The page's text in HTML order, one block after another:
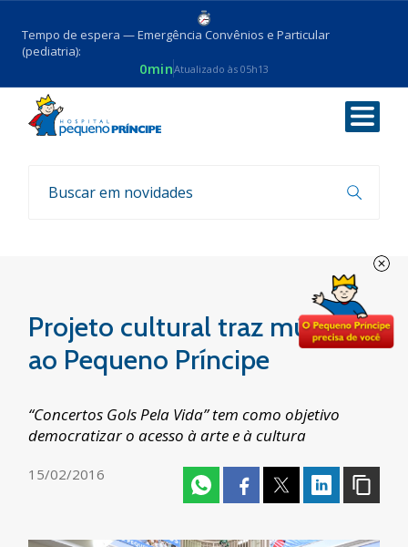
Tempo de espera — Emergência Convênios e Particular
(pediatria):
0minAtualizado às 05h13
Voltar
Notícias
Projeto cultural traz música
ao Pequeno Príncipe
“Concertos Gols Pela Vida” tem como objetivo
democratizar o acesso à arte e à cultura
15/02/2016